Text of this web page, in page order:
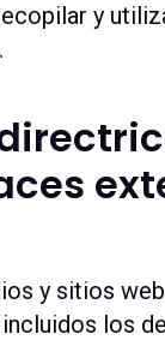
y
y sitios
incluidos los